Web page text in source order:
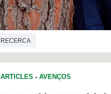
RECERCA
ARTICLES - AVENÇOS